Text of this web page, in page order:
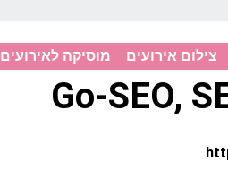
צילום אירועים מוסיקה לאירועים
Go-SEO,